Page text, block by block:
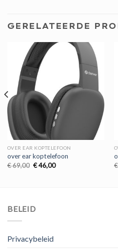
GERELATEERDE
OVER EAR KOPTELEFOON
over ear koptelefoon
€69,00 Oorspronkelijke
€46,00Huidige
€
BELEID
Privacybeleid